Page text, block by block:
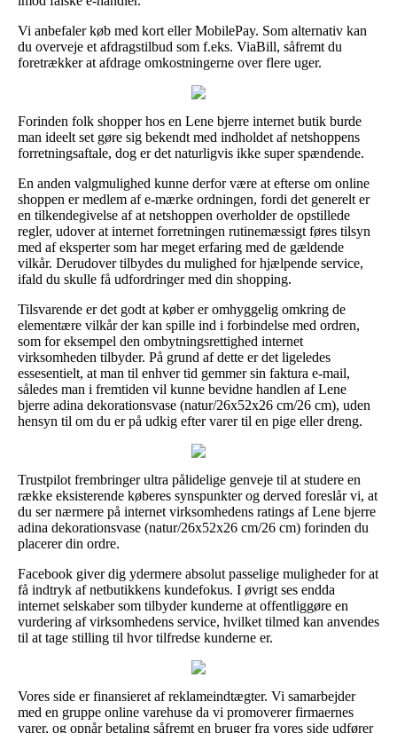
Vi anbefaler køb med kort eller MobilePay. Som alternativ kan
du overveje et afdragstilbud som f.eks. ViaBill, såfremt du
foretrækker at afdrage omkostningerne over flere uger.
Forinden folk shopper hos en Lene bjerre internet butik burde
man ideelt set gøre sig bekendt med indholdet af netshoppens
forretningsaftale, dog er det naturligvis ikke super spændende.
En anden valgmulighed kunne derfor være at efterse om online
shoppen er medlem af e-mærke ordningen, fordi det generelt er
en tilkendegivelse af at netshoppen overholder de opstillede
regler, udover at internet forretningen rutinemæssigt føres tilsyn
med af eksperter som har meget erfaring med de gældende
vilkår. Derudover tilbydes du mulighed for hjælpende service,
ifald du skulle få udfordringer med din shopping.
Tilsvarende er det godt at køber er omhyggelig omkring de
elementære vilkår der kan spille ind i forbindelse med ordren,
som for eksempel den ombytningsrettighed internet
virksomheden tilbyder. På grund af dette er det ligeledes
essesentielt, at man til enhver tid gemmer sin faktura e-mail,
således man i fremtiden vil kunne bevidne handlen af Lene
bjerre adina dekorationsvase (natur/26x52x26 cm/26 cm), uden
hensyn til om du er på udkig efter varer til en pige eller dreng.
Trustpilot frembringer ultra pålidelige genveje til at studere en
række eksisterende køberes synspunkter og derved foreslår vi, at
du ser nærmere på internet virksomhedens ratings af Lene bjerre
adina dekorationsvase (natur/26x52x26 cm/26 cm) forinden du
placerer din ordre.
Facebook giver dig ydermere absolut passelige muligheder for at
få indtryk af netbutikkens kundefokus. I øvrigt ses endda
internet selskaber som tilbyder kunderne at offentliggøre en
vurdering af virksomhedens service, hvilket tilmed kan anvendes
til at tage stilling til hvor tilfredse kunderne er.
Vores side er finansieret af reklameindtægter. Vi samarbejder
med en gruppe online varehuse da vi promoverer firmaernes
varer, og opnår betaling såfremt en bruger fra vores side udfører